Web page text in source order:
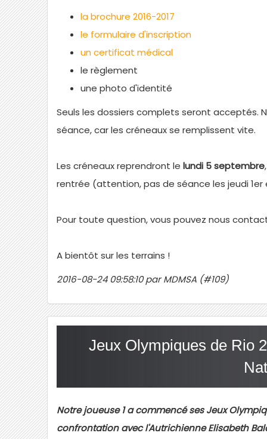
la brochure 2016-2017
le formulaire d'inscription
un certificat médical
le règlement
une photo d'identité
Seuls les dossiers complets seront acceptés.
séance, car les créneaux se remplissent vite.
Les créneaux reprendront le lundi 5 septembre
rentrée (attention, pas de séance les jeudi
Pour toute question, vous pouvez nous
A bientôt sur les terrains !
2016-08-24 09:58:10 par MDMSA (#109)
Jeux Olympiques de Rio
Notre joueuse 1 a commencé ses Jeux
confrontation avec l'Autrichienne Elisabeth